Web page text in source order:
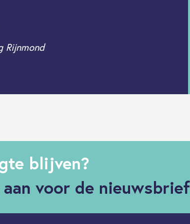
Rijnmond
blijven?
voor de